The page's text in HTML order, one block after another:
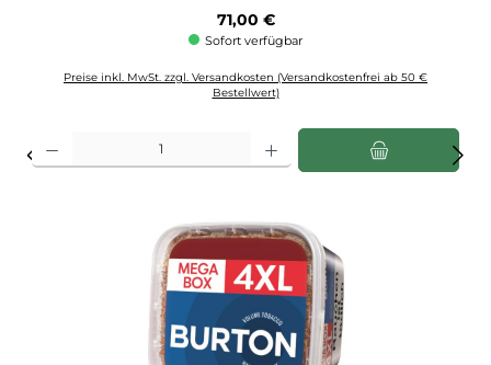
Regulärer Preis:
71,00 €
Sofort verfügbar
Preise inkl. MwSt. zzgl. Versandkosten (Versandkostenfrei ab 50 €
Bestellwert)
Produkt Anzahl: Gib den gewünschten Wert ein oder benutze die Schaltflächen